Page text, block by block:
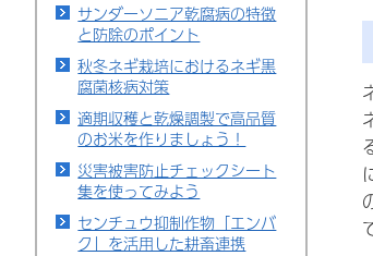
サンダーソニア乾腐病の特徴
と防除のポイント
秋冬ネギ栽培におけるネギ黒
腐菌核病対策
適期収穫と乾燥調製で高品質
のお米を作りましょう！
災害被害防止チェックシート
集を使ってみよう
センチュウ抑制作物「エンバ
ク」を活用した耕畜連携